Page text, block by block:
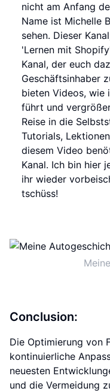
nicht am Anfang
Name ist Michelle
sehen. Dieser
'Lernen mit
Kanal, der euch
Geschäftsinhaber
bieten Videos, wie
führt und
Reise in die
Tutorials,
diesem Video
Kanal. Ich bin hier
ihr wieder
tschüss!
Conclusion:
Die Optimierung von
kontinuierliche
neuesten
und die Vermeidung